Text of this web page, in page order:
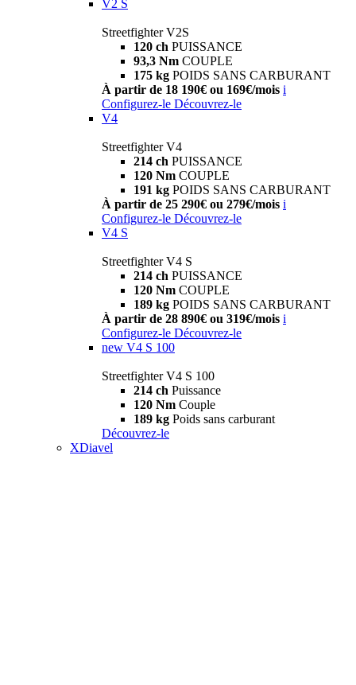
V2 S
Streetfighter V2S
120 ch PUISSANCE
93,3 Nm COUPLE
175 kg POIDS SANS CARBURANT
À partir de 18 190€ ou 169€/mois i
Configurez-le Découvrez-le
V4
Streetfighter V4
214 ch PUISSANCE
120 Nm COUPLE
191 kg POIDS SANS CARBURANT
À partir de 25 290€ ou 279€/mois i
Configurez-le Découvrez-le
V4 S
Streetfighter V4 S
214 ch PUISSANCE
120 Nm COUPLE
189 kg POIDS SANS CARBURANT
À partir de 28 890€ ou 319€/mois i
Configurez-le Découvrez-le
new V4 S 100
Streetfighter V4 S 100
214 ch Puissance
120 Nm Couple
189 kg Poids sans carburant
Découvrez-le
XDiavel